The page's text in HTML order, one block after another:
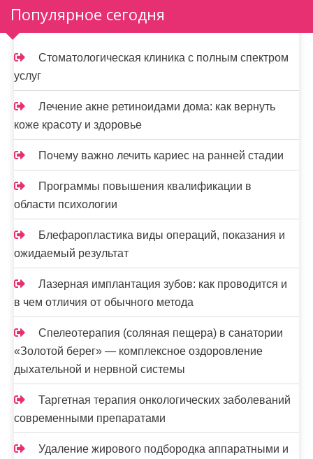
Популярное сегодня
Стоматологическая клиника с полным спектром
услуг
Лечение акне ретиноидами дома: как вернуть
коже красоту и здоровье
Почему важно лечить кариес на ранней стадии
Программы повышения квалификации в
области психологии
Блефаропластика виды операций, показания и
ожидаемый результат
Лазерная имплантация зубов: как проводится и
в чем отличия от обычного метода
Спелеотерапия (соляная пещера) в санатории
«Золотой берег» — комплексное оздоровление
дыхательной и нервной системы
Таргетная терапия онкологических заболеваний
современными препаратами
Удаление жирового подбородка аппаратными и